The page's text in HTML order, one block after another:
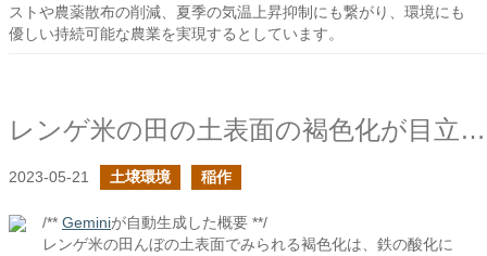
ストや農薬散布の削減、夏季の気温上昇抑制にも繋がり、環境にも
優しい持続可能な農業を実現するとしています。
レンゲ米の田の土表面の褐色化が目立つ
2023-05-21 土壌環境 稲作
/** Geminiが自動生成した概要 **/
レンゲ米の田んぼの土表面でみられる褐色化は、鉄の酸化に